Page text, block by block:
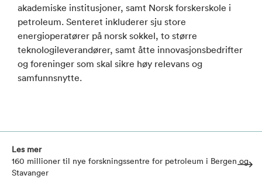
akademiske institusjoner, samt Norsk forskerskole i
petroleum. Senteret inkluderer sju store
energioperatører på norsk sokkel, to større
teknologileverandører, samt åtte innovasjonsbedrifter
og foreninger som skal sikre høy relevans og
samfunnsnytte.
Les mer
160 millioner til nye forskningssentre for petroleum i Bergen og
Stavanger